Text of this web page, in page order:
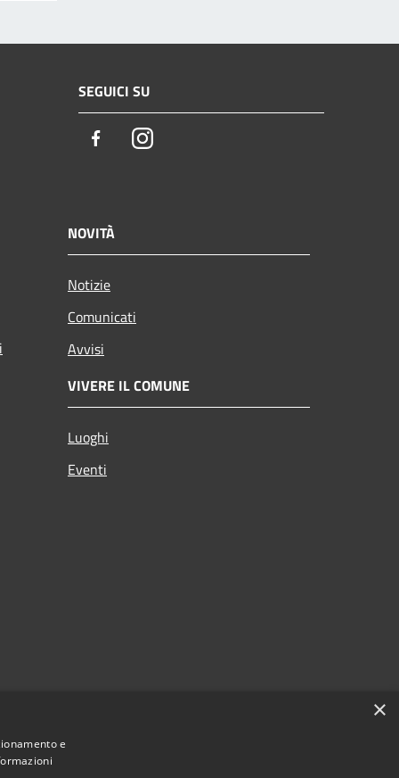
SEGUICI SU
FacebookInstagram
NOVITÀ
Notizie
Comunicati
Avvisi
VIVERE IL COMUNE
Luoghi
Eventi
×
e